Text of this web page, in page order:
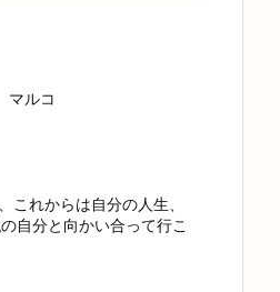
マルコ
これからは自分の人生、
自分と向かい合って行こ